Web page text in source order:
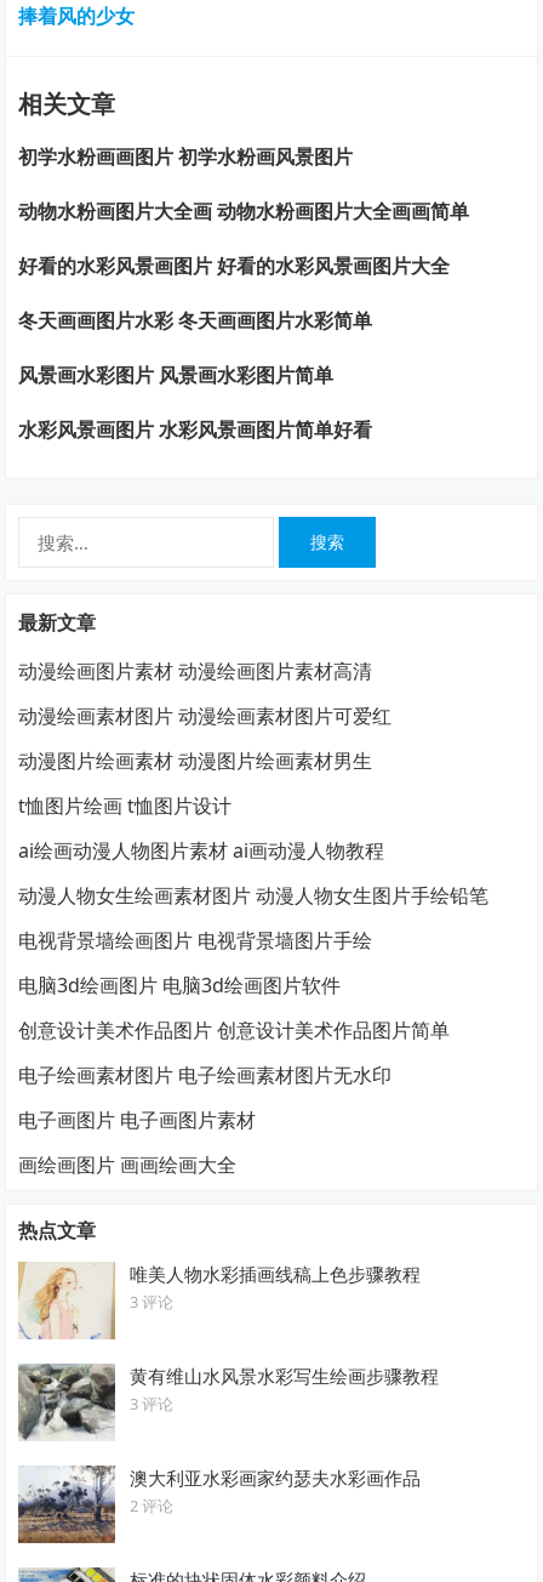
捧着风的少女
相关文章
初学水粉画画图片 初学水粉画风景图片
动物水粉画图片大全画 动物水粉画图片大全画画简单
好看的水彩风景画图片 好看的水彩风景画图片大全
冬天画画图片水彩 冬天画画图片水彩简单
风景画水彩图片 风景画水彩图片简单
水彩风景画图片 水彩风景画图片简单好看
最新文章
动漫绘画图片素材 动漫绘画图片素材高清
动漫绘画素材图片 动漫绘画素材图片可爱红
动漫图片绘画素材 动漫图片绘画素材男生
t恤图片绘画 t恤图片设计
ai绘画动漫人物图片素材 ai画动漫人物教程
动漫人物女生绘画素材图片 动漫人物女生图片手绘铅笔
电视背景墙绘画图片 电视背景墙图片手绘
电脑3d绘画图片 电脑3d绘画图片软件
创意设计美术作品图片 创意设计美术作品图片简单
电子绘画素材图片 电子绘画素材图片无水印
电子画图片 电子画图片素材
画绘画图片 画画绘画大全
热点文章
唯美人物水彩插画线稿上色步骤教程
3 评论
黄有维山水风景水彩写生绘画步骤教程
3 评论
澳大利亚水彩画家约瑟夫水彩画作品
2 评论